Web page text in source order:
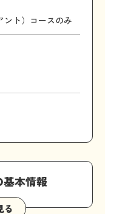
ント）コースのみ
本情報